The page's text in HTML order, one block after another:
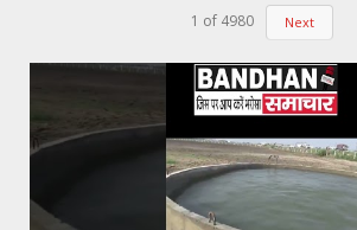
1 of 4980 Next